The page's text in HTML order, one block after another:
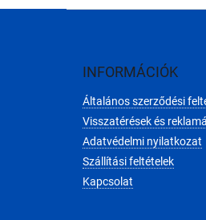
INFORMÁCIÓK
Általános szerződési
Visszatérések és
Adatvédelmi nyilatkozat
Szállítási feltételek
Kapcsolat